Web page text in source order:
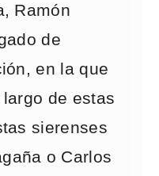
Ramón
de
en la que
de estas
sierenses
o Carlos